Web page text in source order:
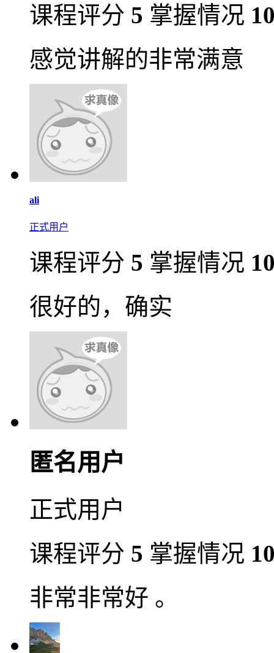
课程评分 5 掌握情况
感觉讲解的非常满意
ali
正式用户
课程评分 5 掌握情况
很好的，确实
匿名用户
正式用户
课程评分 5 掌握情况
非常非常好 。